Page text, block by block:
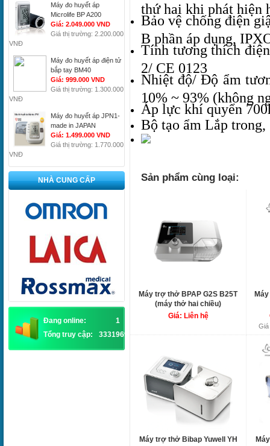
Máy đo huyết áp
Microlife BP A200
Giá: 2.049.000 VND
Giá thị trường: 2.200.000
VNĐ
Máy đo huyết áp điện tử
bắp tay BM40
Giá: 999.000 VND
Giá thị trường: 1.300.000
VNĐ
Máy đo huyết áp JPN1-
made in JAPAN
Giá: 1.499.000 VND
Giá thị trường: 1.770.000
VNĐ
NHÀ CUNG CẤP
Đang online:
1
Tổng truy cập:
3331969
thứ hai khi phát hiện
Bảo vệ chống điện
B phần áp dụng,
Tính tương thích
2/ CE 0123
Nhiệt độ/ Độ ẩm
10% ~ 93% (không
Áp lực khí quyển
Bộ tạo ẩm Lắp
Sản phẩm cùng loại:
Máy trợ thở BPAP G2S B25T
(máy thở hai chiều)
Giá: Liên hệ
Máy trợ thở Bibap Yuwell YH